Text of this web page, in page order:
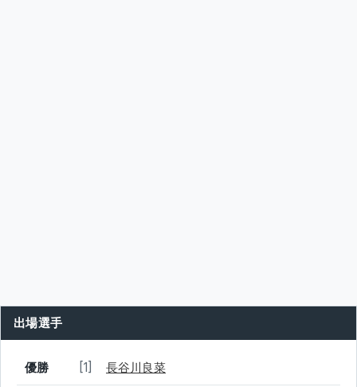
出場選手
結果 シード 選手名
優勝 [1] 長谷川良菜